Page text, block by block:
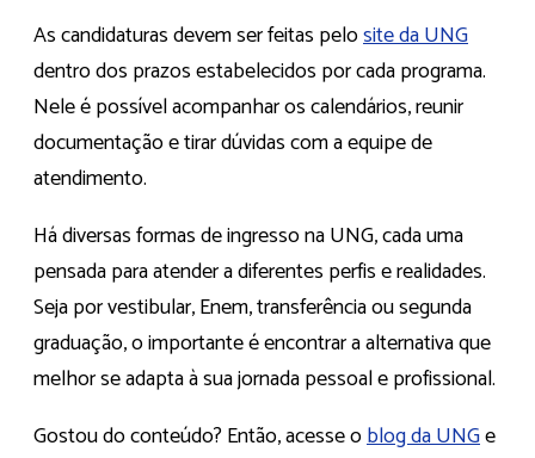
As candidaturas devem ser feitas pelosite da UNG
dentro dos prazos estabelecidos por cada programa.
Nele é possível acompanhar os calendários, reunir
documentação e tirar dúvidas com a equipe de
atendimento.
Há diversas formas de ingresso na UNG, cada uma
pensada para atender a diferentes perfis e realidades.
Seja por vestibular, Enem, transferência ou segunda
graduação, o importante é encontrar a alternativa que
melhor se adapta à sua jornada pessoal e profissional.
Gostou do conteúdo? Então, acesse oblog da UNGe